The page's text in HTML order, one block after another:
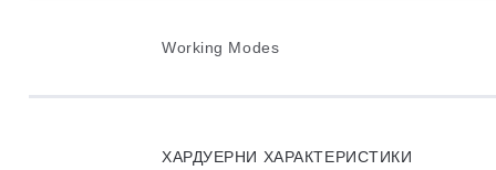
Working Modes
ХАРДУЕРНИ ХАРАКТЕРИСТИКИ